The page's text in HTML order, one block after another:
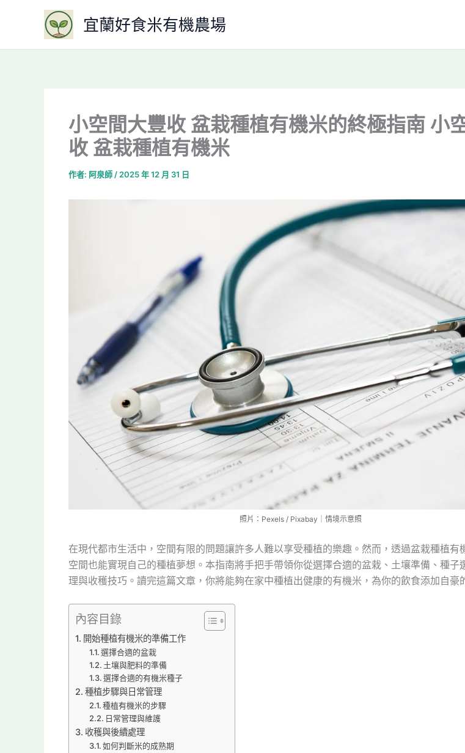
宜蘭好食米有機農場
小空間大豐收 盆栽種植有機米的終極指南 小
收 盆栽種植有機米
作者: 阿泉師 / 2025 年 12 月 31 日
照片：Pexels / Pixabay｜情境示意照
在現代都市生活中，空間有限的問題讓許多人難以享受種植的樂趣。然而，透過盆栽種植有
空間也能實現自己的種植夢想。本指南將手把手帶領你從選擇合適的盆栽、土壤準備、種子
理與收穫技巧。讀完這篇文章，你將能夠在家中種植出健康的有機米，為你的飲食添加自豪
內容目錄
開始種植有機米的準備工作
選擇合適的盆栽
土壤與肥料的準備
選擇合適的有機米種子
種植步驟與日常管理
種植有機米的步驟
日常管理與維護
收穫與後續處理
如何判斷米的成熟期